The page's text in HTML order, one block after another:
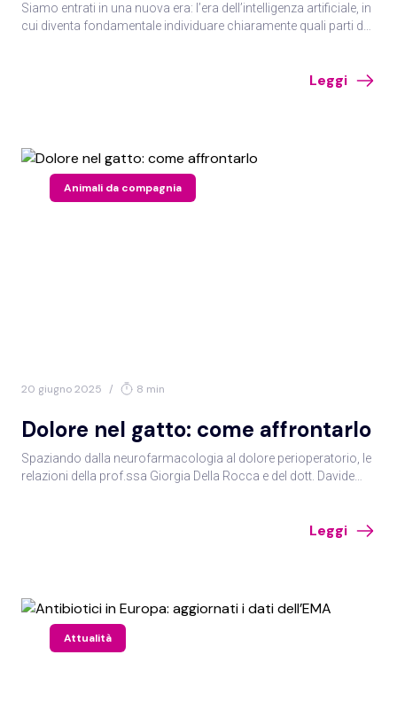
Siamo entrati in una nuova era: l’era dell’intelligenza artificiale, in
cui diventa fondamentale individuare chiaramente quali parti del
Leggi
Animali da compagnia
20 giugno 2025 / 8 min
Dolore nel gatto: come affrontarlo
Spaziando dalla neurofarmacologia al dolore perioperatorio, le
relazioni della prof.ssa Giorgia Della Rocca e del dott. Davide
Leggi
Attualità